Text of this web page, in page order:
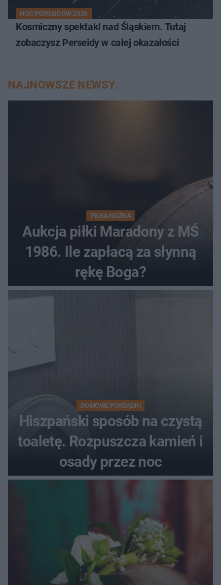
NOC PERSEIDÓW 2026
Kosmiczny spektakl nad Śląskiem. Tutaj
zobaczysz Perseidy w całej okazałości
NAJNOWSZE NEWSY:
PIŁKA NOŻNA
Aukcja piłki Maradony z MŚ
1986. Ile zapłacą za słynną
rękę Boga?
DOMOWE PORZĄDKI
Hiszpański sposób na czystą
toaletę. Rozpuszcza kamień i
osady przez noc